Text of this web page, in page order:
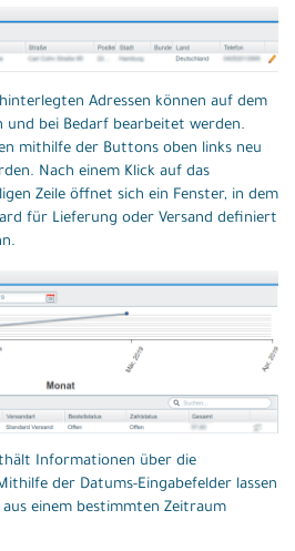
Adressen können auf dem
und bei Bedarf bearbeitet werden.
mithilfe der Buttons oben links neu
Nach einem Klick auf das
Zeile öffnet sich ein Fenster, in dem
für Lieferung oder Versand definiert
Informationen über die
der Datums-Eingabefelder lassen
einem bestimmten Zeitraum